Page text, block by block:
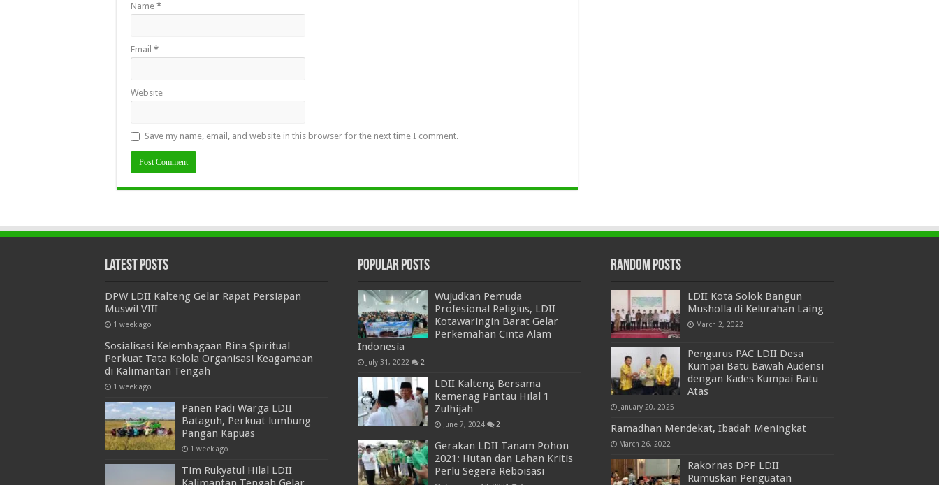
Name *
Email *
Website
Save my name, email, and website in this browser for the next time I comment.
Latest Posts
DPW LDII Kalteng Gelar Rapat Persiapan
Muswil VIII
1 week ago
Sosialisasi Kelembagaan Bina Spiritual
Perkuat Tata Kelola Organisasi Keagamaan
di Kalimantan Tengah
1 week ago
Panen Padi Warga LDII
Bataguh, Perkuat lumbung
Pangan Kapuas
1 week ago
Tim Rukyatul Hilal LDII
Popular Posts
Wujudkan Pemuda
Profesional Religius, LDII
Kotawaringin Barat Gelar
Perkemahan Cinta Alam
Indonesia
July 31, 2022 2
LDII Kalteng Bersama
Kemenag Pantau Hilal 1
Zulhijah
June 7, 2024 2
Gerakan LDII Tanam Pohon
2021: Hutan dan Lahan Kritis
Perlu Segera Reboisasi
Random Posts
LDII Kota Solok Bangun
Musholla di Kelurahan Laing
March 2, 2022
Pengurus PAC LDII Desa
Kumpai Batu Bawah Audensi
dengan Kades Kumpai Batu
Atas
January 20, 2025
Ramadhan Mendekat, Ibadah Meningkat
March 26, 2022
Rakornas DPP LDII
Rumuskan Penguatan